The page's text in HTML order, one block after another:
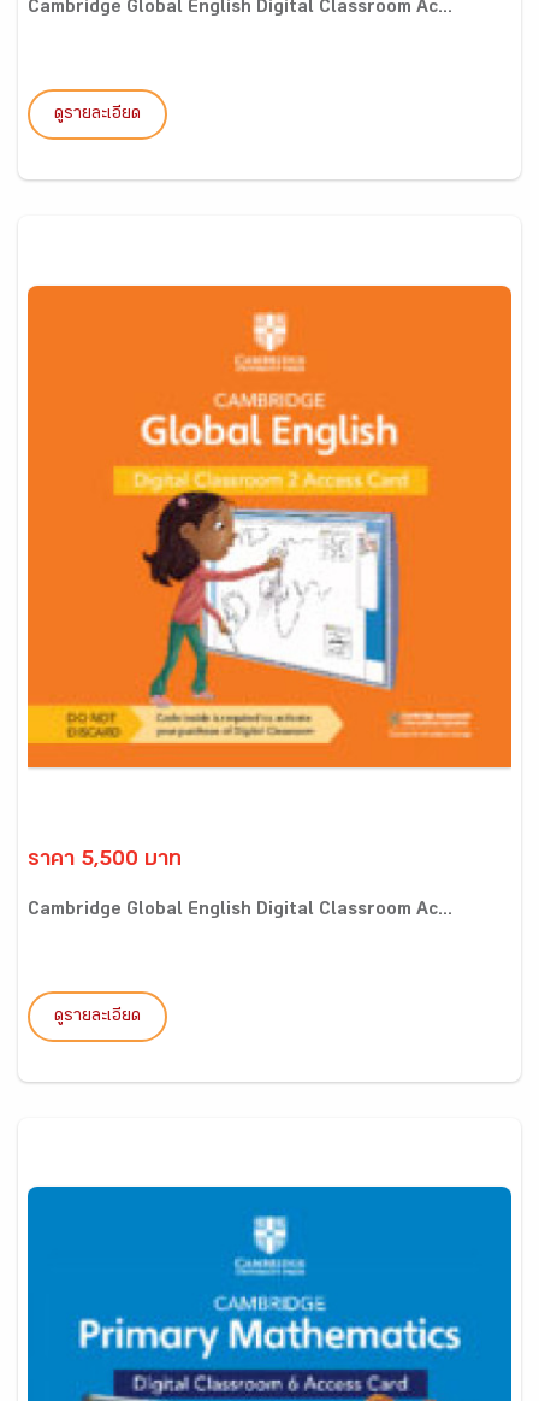
Cambridge Global English Digital Classroom Ac...
ดูรายละเอียด
ราคา 5,500 บาท
Cambridge Global English Digital Classroom Ac...
ดูรายละเอียด